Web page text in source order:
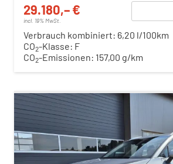
29.180,– €
incl. 19% MwSt.
Verbrauch kombiniert: 6,20 l/100km
CO2-Klasse: F
CO2-Emissionen: 157,00 g/km